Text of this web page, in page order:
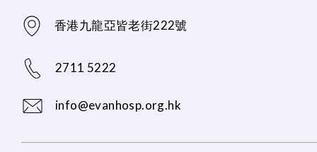
香港九龍亞皆老街222號
2711 5222
info@evanhosp.org.hk